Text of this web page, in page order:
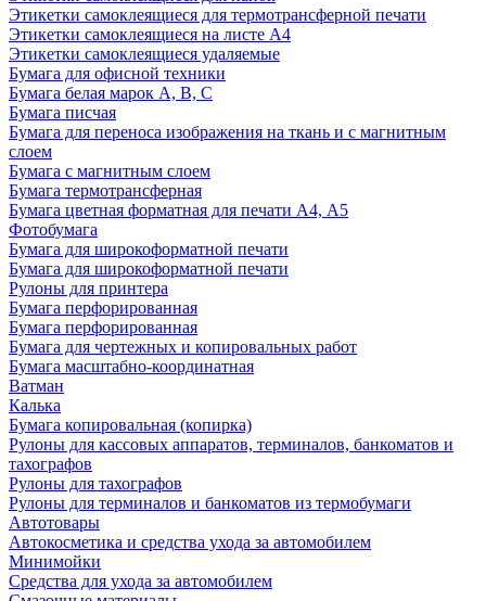
Этикетки самоклеящиеся для термотрансферной печати
Этикетки самоклеящиеся на листе А4
Этикетки самоклеящиеся удаляемые
Бумага для офисной техники
Бумага белая марок А, В, С
Бумага писчая
Бумага для переноса изображения на ткань и с магнитным
слоем
Бумага с магнитным слоем
Бумага термотрансферная
Бумага цветная форматная для печати А4, А5
Фотобумага
Бумага для широкоформатной печати
Бумага для широкоформатной печати
Рулоны для принтера
Бумага перфорированная
Бумага перфорированная
Бумага для чертежных и копировальных работ
Бумага масштабно-координатная
Ватман
Калька
Бумага копировальная (копирка)
Рулоны для кассовых аппаратов, терминалов, банкоматов и
тахографов
Рулоны для тахографов
Рулоны для терминалов и банкоматов из термобумаги
Автотовары
Автокосметика и средства ухода за автомобилем
Минимойки
Средства для ухода за автомобилем